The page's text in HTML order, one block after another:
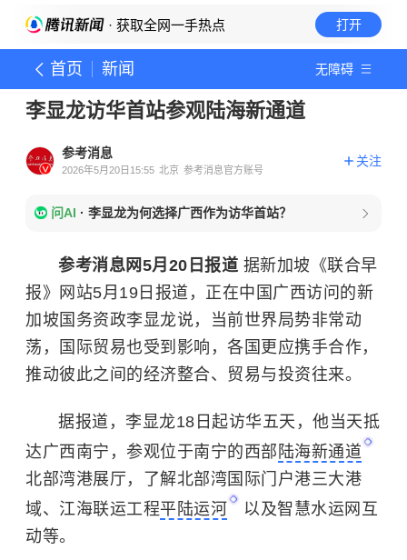
· 获取全网一手热点 打开
首页 新闻 无障碍
李显龙访华首站参观陆海新通道
参考消息
2026年5月20日15:55 北京 参考消息官方账号
关注
问AI · 李显龙为何选择广西作为访华首站？
参考消息网5月20日报道 据新加坡《联合早
报》网站5月19日报道，正在中国广西访问的新
加坡国务资政李显龙说，当前世界局势非常动
荡，国际贸易也受到影响，各国更应携手合作，
推动彼此之间的经济整合、贸易与投资往来。
据报道，李显龙18日起访华五天，他当天抵
达广西南宁，参观位于南宁的西部 陆海新通道
北部湾港展厅，了解北部湾国际门户港三大港
域、江海联运工程平陆运河
以及智慧水运网互
动等。